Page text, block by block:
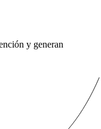
y generan